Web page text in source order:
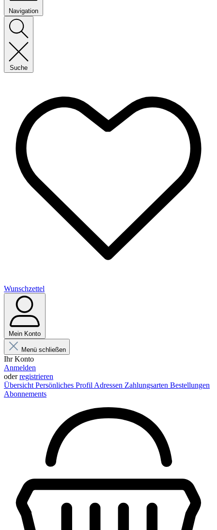
Navigation
Suche
Wunschzettel
Mein Konto
Menü schließen
Ihr Konto
Anmelden
oderregistrieren
Übersicht Persönliches Profil Adressen Zahlungsarten Bestellungen
Abonnements